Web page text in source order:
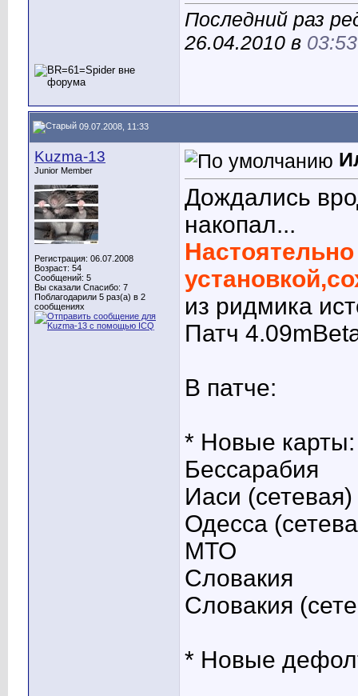
Последний раз
26.04.2010 в 03:53
09.07.2008, 11:33
Kuzma-13
Junior Member
Регистрация: 06.07.2008
Возраст: 54
Сообщений: 5
Вы сказали Спасибо: 7
Поблагодарили 5 раз(а) в 2
сообщениях
Дождались
накопал...
из ридмика
Патч
В патче:
* Новые карты:
Бессарабия
Иаси (сетевая)
Одесса
МТО
Словакия
Словакия
* Новые